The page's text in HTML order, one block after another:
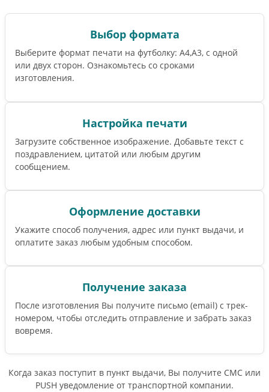
Выбор формата
Выберите формат печати на футболку: А4,А3, с одной
или двух сторон. Ознакомьтесь со сроками
изготовления.
Настройка печати
Загрузите собственное изображение. Добавьте текст с
поздравлением, цитатой или любым другим
сообщением.
Оформление доставки
Укажите способ получения, адрес или пункт выдачи, и
оплатите заказ любым удобным способом.
Получение заказа
После изготовления Вы получите письмо (email) c трек-
номером, чтобы отследить отправление и забрать заказ
вовремя.
Когда заказ поступит в пункт выдачи, Вы получите СМС или
PUSH уведомление от транспортной компании.